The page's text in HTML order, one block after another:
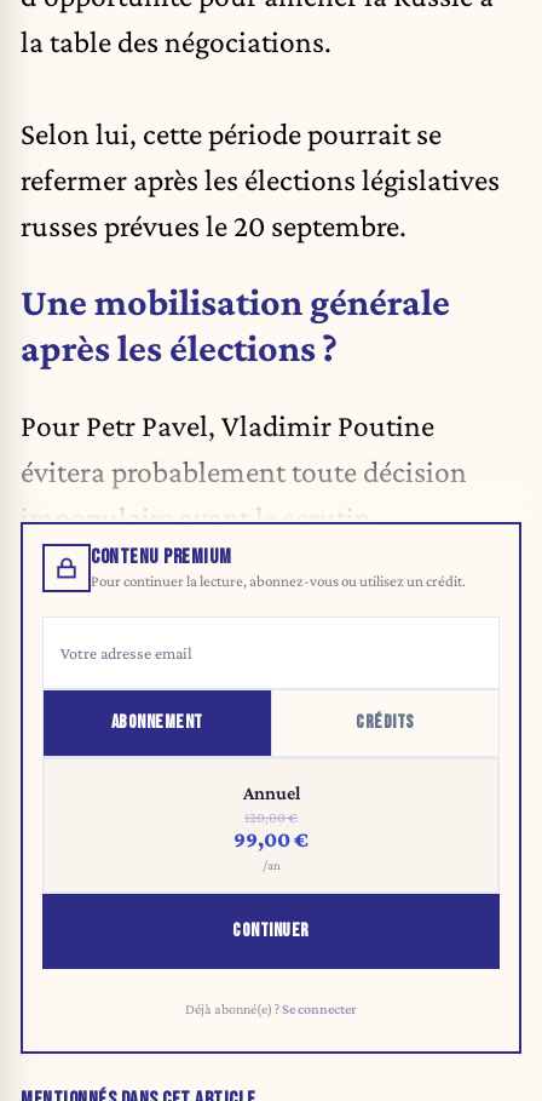
la table des négociations.
Selon lui, cette période pourrait se
refermer après les élections législatives
russes prévues le 20 septembre.
Une mobilisation générale
après les élections ?
Pour Petr Pavel, Vladimir Poutine
évitera probablement toute décision
impopulaire avant le scrutin.
CONTENU PREMIUM
Pour continuer la lecture, abonnez-vous ou utilisez un crédit.
ABONNEMENT CRÉDITS
Annuel
120,00 €
99,00 €
/an
CONTINUER
Déjà abonné(e) ?Se connecter